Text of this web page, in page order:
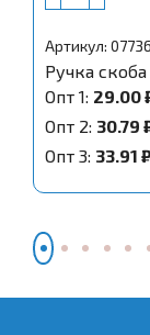
Артикул: 07736
Ручка
Опт 1: 29.00
Опт 2: 30.79
Опт 3: 33.91 ₽